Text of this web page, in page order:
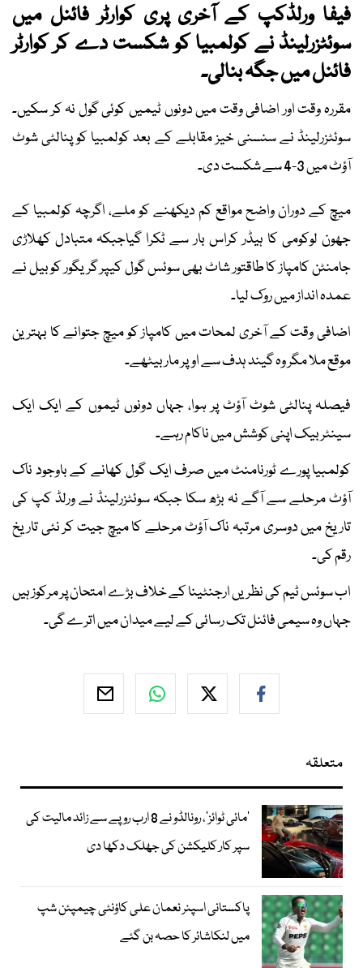
فیفا ورلڈکپ کے آخری پری کوارٹر فائنل میں
سوئٹزرلینڈ نے کولمبیا کو شکست دے کر کوارٹر
فائنل میں جگہ بنالی۔
مقررہ وقت اور اضافی وقت میں دونوں ٹیمیں کوئی گول نہ کر سکیں۔
سوئٹزرلینڈ نے سنسنی خیز مقابلے کے بعد کولمبیا کو پنالٹی شوٹ
آؤٹ میں 3-4 سے شکست دی۔
میچ کے دوران واضح مواقع کم دیکھنے کو ملے، اگرچہ کولمبیا کے
جھون لوکومی کا ہیڈر کراس بار سے ٹکرا گیاجبکہ متبادل کھلاڑی
جامنٹن کامپاز کا طاقتور شاٹ بھی سوئس گول کیپر گریگور کوبیل نے
عمدہ انداز میں روک لیا۔
اضافی وقت کے آخری لمحات میں کامپاز کو میچ جتوانے کا بہترین
موقع ملا مگر وہ گیند ہدف سے اوپر مار بیٹھے۔
فیصلہ پنالٹی شوٹ آؤٹ پر ہوا، جہاں دونوں ٹیموں کے ایک ایک
سینٹر بیک اپنی کوشش میں ناکام رہے۔
کولمبیا پورے ٹورنامنٹ میں صرف ایک گول کھانے کے باوجود ناک
آؤٹ مرحلے سے آگے نہ بڑھ سکا جبکہ سوئٹزرلینڈ نے ورلڈ کپ کی
تاریخ میں دوسری مرتبہ ناک آؤٹ مرحلے کا میچ جیت کر نئی تاریخ
رقم کی۔
اب سوئس ٹیم کی نظریں ارجنٹینا کے خلاف بڑے امتحان پر مرکوز ہیں
جہاں وہ سیمی فائنل تک رسائی کے لیے میدان میں اترے گی۔
متعلقہ
’مائی ٹوائز‘، رونالڈو نے 8 ارب روپے سے زائد مالیت کی
سپر کار کلیکشن کی جھلک دکھا دی
پاکستانی اسپنر نعمان علی کاؤنٹی چیمپئن شپ
میں لنکاشائر کا حصہ بن گئے